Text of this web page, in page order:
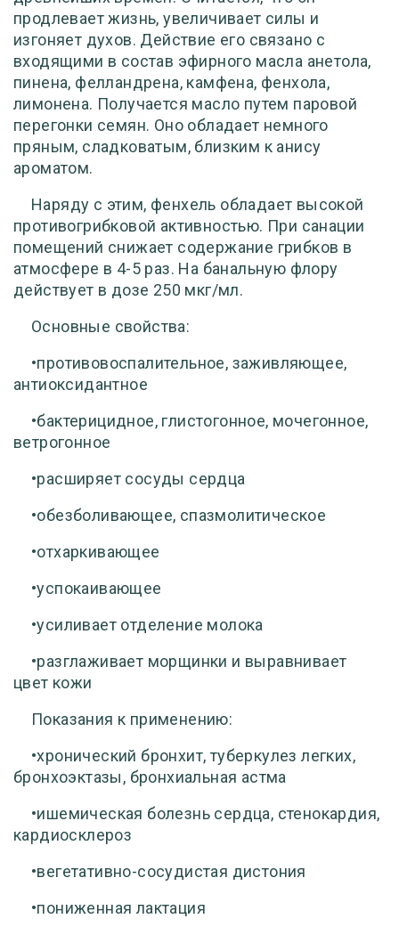
продлевает жизнь, увеличивает силы и
изгоняет духов. Действие его связано с
входящими в состав эфирного масла анетола,
пинена, фелландрена, камфена, фенхола,
лимонена. Получается масло путем паровой
перегонки семян. Оно обладает немного
пряным, сладковатым, близким к анису
ароматом.
Наряду с этим, фенхель обладает высокой
противогрибковой активностью. При санации
помещений снижает содержание грибков в
атмосфере в 4-5 раз. На банальную флору
действует в дозе 250 мкг/мл.
Основные свойства:
•противовоспалительное, заживляющее,
антиоксидантное
•бактерицидное, глистогонное, мочегонное,
ветрогонное
•расширяет сосуды сердца
•обезболивающее, спазмолитическое
•отхаркивающее
•успокаивающее
•усиливает отделение молока
•разглаживает морщинки и выравнивает
цвет кожи
Показания к применению:
•хронический бронхит, туберкулез легких,
бронхоэктазы, бронхиальная астма
•ишемическая болезнь сердца, стенокардия,
кардиосклероз
•вегетативно-сосудистая дистония
•пониженная лактация